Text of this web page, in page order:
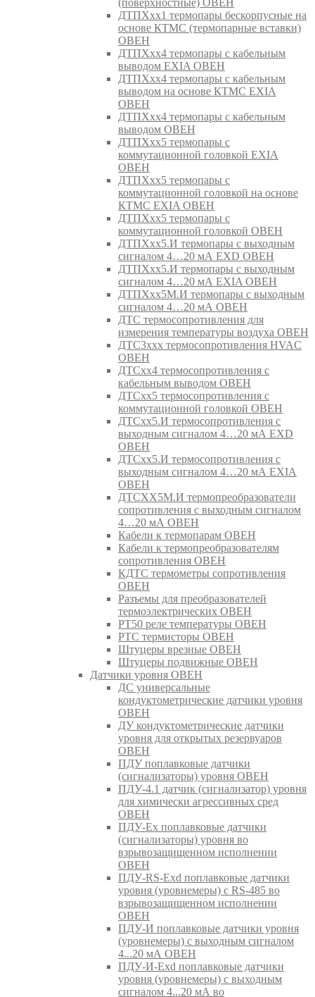
ДТПХхх1 термопары бескорпусные на
основе КТМС (термопарные вставки)
ОВЕН
ДТПХхх4 термопары с кабельным
выводом EXIA ОВЕН
ДТПХхх4 термопары с кабельным
выводом на основе КТМС EXIA
ОВЕН
ДТПХхх4 термопары с кабельным
выводом ОВЕН
ДТПХхх5 термопары с
коммутационной головкой EXIA
ОВЕН
ДТПХхх5 термопары с
коммутационной головкой на основе
КТМС EXIA ОВЕН
ДТПХхх5 термопары с
коммутационной головкой ОВЕН
ДТПХхх5.И термопары с выходным
сигналом 4…20 мА EXD ОВЕН
ДТПХхх5.И термопары с выходным
сигналом 4…20 мА EXIA ОВЕН
ДТПХхх5М.И термопары с выходным
сигналом 4…20 мА ОВЕН
ДТС термосопротивления для
измерения температуры воздуха ОВЕН
ДТС3ххх термосопротивления HVAC
ОВЕН
ДТСхх4 термосопротивления с
кабельным выводом ОВЕН
ДТСхх5 термосопротивления с
коммутационной головкой ОВЕН
ДТСхх5.И термосопротивления с
выходным сигналом 4…20 мА EXD
ОВЕН
ДТСхх5.И термосопротивления с
выходным сигналом 4…20 мА EXIA
ОВЕН
ДТСХХ5М.И термопреобразователи
сопротивления с выходным сигналом
4…20 мА ОВЕН
Кабели к термопарам ОВЕН
Кабели к термопреобразователям
сопротивления ОВЕН
КДТС термометры сопротивления
ОВЕН
Разъемы для преобразователей
термоэлектрических ОВЕН
РТ50 реле температуры ОВЕН
РТС термисторы ОВЕН
Штуцеры врезные ОВЕН
Штуцеры подвижные ОВЕН
Датчики уровня ОВЕН
ДС универсальные
кондуктометрические датчики уровня
ОВЕН
ДУ кондуктометрические датчики
уровня для открытых резервуаров
ОВЕН
ПДУ поплавковые датчики
(сигнализаторы) уровня ОВЕН
ПДУ-4.1 датчик (сигнализатор) уровня
для химически агрессивных сред
ОВЕН
ПДУ-Ex поплавковые датчики
(сигнализаторы) уровня во
взрывозащищенном исполнении
ОВЕН
ПДУ-RS-Exd поплавковые датчики
уровня (уровнемеры) с RS-485 во
взрывозащищенном исполнении
ОВЕН
ПДУ-И поплавковые датчики уровня
(уровнемеры) с выходным сигналом
4...20 мА ОВЕН
ПДУ-И-Exd поплавковые датчики
уровня (уровнемеры) с выходным
сигналом 4...20 мА во